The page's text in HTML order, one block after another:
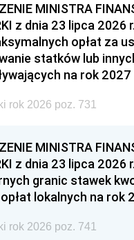
MINISTRA
z dnia 23 lipca 2026
opłat za
statków lub
na rok 2027
rok 2026 poz. 731
MINISTRA
z dnia 23 lipca 2026
granic stawek
lokalnych na rok
rok 2026 poz. 741